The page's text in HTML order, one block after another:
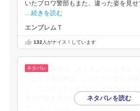
いたブロワ警部もまた、違った姿を見せ
…続きを読む
エンブレムＴ
132 人がナイス！しています
薄な内面を併せ持つ少女の謎、それが今